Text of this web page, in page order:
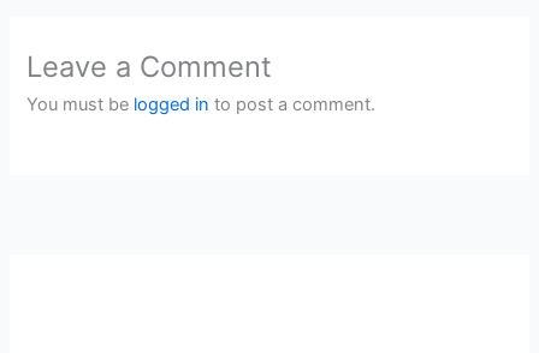
Leave a Comment
You must be logged in to post a comment.